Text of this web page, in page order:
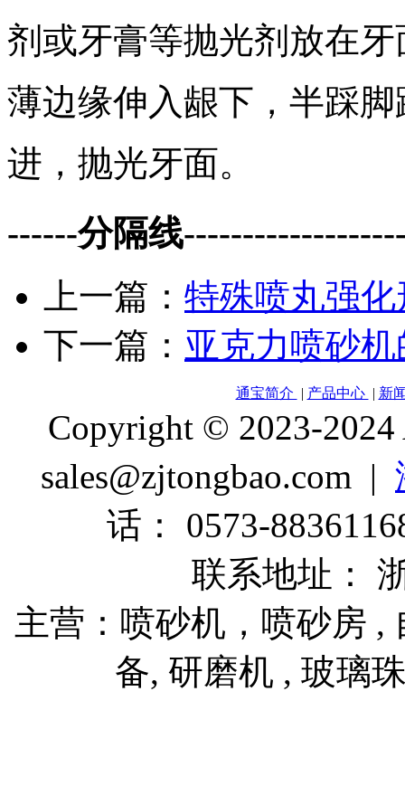
剂或牙膏等抛光剂放在
薄边缘伸入龈下，半踩
进，抛光牙面。
------分隔线
上一篇： 特殊喷丸强化
下一篇： 亚克力喷砂
通宝简介 | 产品中心 | 新
Copyright © 2023-
sales@zjtongbao.com |
话： 0573-
联系地址：
主营：喷砂机，喷砂房 ,
备, 研磨机 , 玻璃